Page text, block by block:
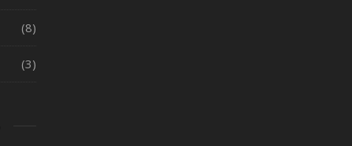
(8)
(3)